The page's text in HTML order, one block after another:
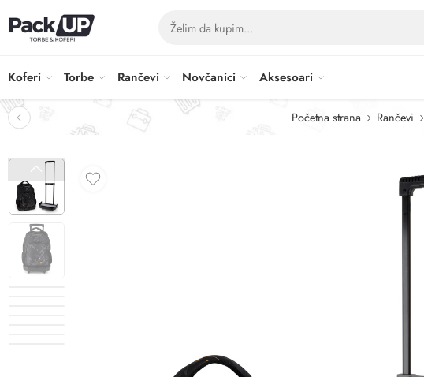
Koferi Torbe Rančevi Novčanici Aksesoari
Početna strana Rančevi